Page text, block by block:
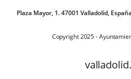
Plaza Mayor, 1. 47001 Valladolid,
Copyright 2025 -